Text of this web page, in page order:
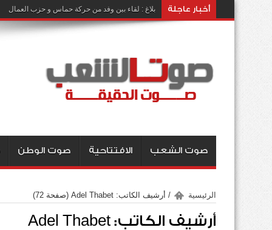
أخبار عاجلة بلاغ : لقاء بين وفد من حركة حماس و حزب العمال
صوت الشعب الافتتاحية صوت الوطن
الرئيسية / أرشيف الكاتب: Adel Thabet (صفحة 72)
أرشيف الكاتب: Adel Thabet